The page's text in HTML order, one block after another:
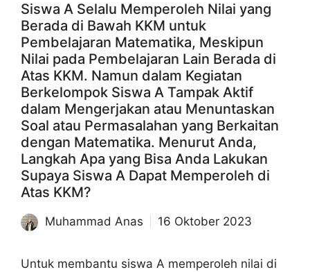
Siswa A Selalu Memperoleh Nilai yang
Berada di Bawah KKM untuk
Pembelajaran Matematika, Meskipun
Nilai pada Pembelajaran Lain Berada di
Atas KKM. Namun dalam Kegiatan
Berkelompok Siswa A Tampak Aktif
dalam Mengerjakan atau Menuntaskan
Soal atau Permasalahan yang Berkaitan
dengan Matematika. Menurut Anda,
Langkah Apa yang Bisa Anda Lakukan
Supaya Siswa A Dapat Memperoleh di
Atas KKM?
Muhammad Anas 16 Oktober 2023
Untuk membantu siswa A memperoleh nilai di